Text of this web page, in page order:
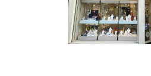
MODE ET SHOPPING